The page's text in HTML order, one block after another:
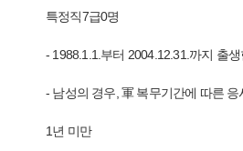
특정직7급0명
- 1988.1.1.부터 2004.12.31.까지 출
- 남성의 경우, 軍 복무기간에 따른 응
1년 미만